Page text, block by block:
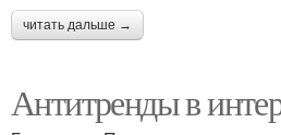
читать дальше →
Антитренды в